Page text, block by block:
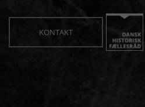
KONTAKT